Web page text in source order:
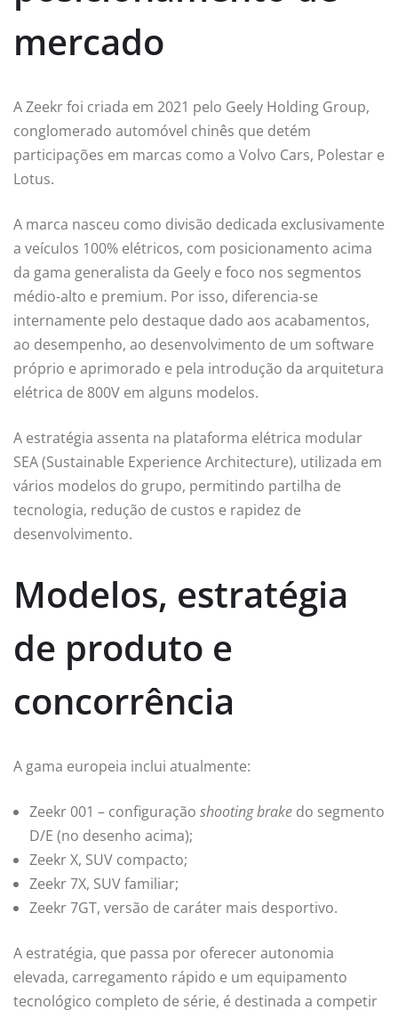
mercado
A Zeekr foi criada em 2021 pelo Geely Holding Group,
conglomerado automóvel chinês que detém
participações em marcas como a Volvo Cars, Polestar e
Lotus.
A marca nasceu como divisão dedicada exclusivamente
a veículos 100% elétricos, com posicionamento acima
da gama generalista da Geely e foco nos segmentos
médio-alto e premium. Por isso, diferencia-se
internamente pelo destaque dado aos acabamentos,
ao desempenho, ao desenvolvimento de um software
próprio e aprimorado e pela introdução da arquitetura
elétrica de 800V em alguns modelos.
A estratégia assenta na plataforma elétrica modular
SEA (Sustainable Experience Architecture), utilizada em
vários modelos do grupo, permitindo partilha de
tecnologia, redução de custos e rapidez de
desenvolvimento.
Modelos, estratégia
de produto e
concorrência
A gama europeia inclui atualmente:
Zeekr 001 – configuração shooting brake do segmento
D/E (no desenho acima);
Zeekr X, SUV compacto;
Zeekr 7X, SUV familiar;
Zeekr 7GT, versão de caráter mais desportivo.
A estratégia, que passa por oferecer autonomia
elevada, carregamento rápido e um equipamento
tecnológico completo de série, é destinada a competir